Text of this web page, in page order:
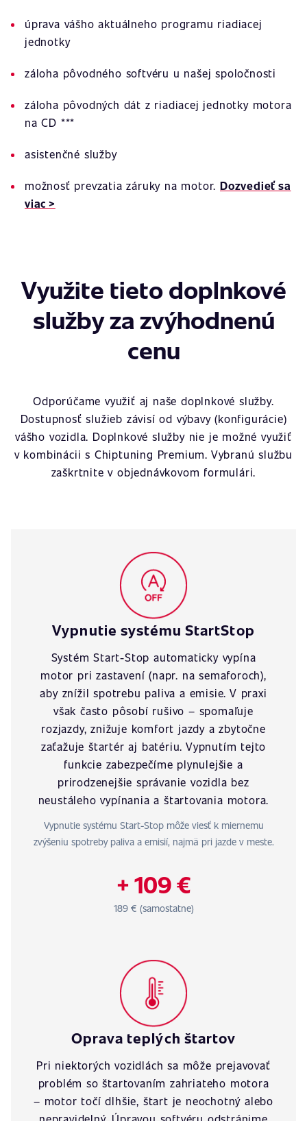
úprava vášho aktuálneho programu riadiacej
jednotky
záloha pôvodného softvéru u našej spoločnosti
záloha pôvodných dát z riadiacej jednotky motora
na CD ***
asistenčné služby
možnosť prevzatia záruky na motor. Dozvedieť sa
viac >
Využite tieto doplnkové
služby za zvýhodnenú
cenu
Odporúčame využiť aj naše doplnkové služby.
Dostupnosť služieb závisí od výbavy (konfigurácie)
vášho vozidla. Doplnkové služby nie je možné využiť
v kombinácii s Chiptuning Premium. Vybranú službu
zaškrtnite v objednávkovom formulári.
Vypnutie systému StartStop
Systém Start-Stop automaticky vypína
motor pri zastavení (napr. na semaforoch),
aby znížil spotrebu paliva a emisie. V praxi
však často pôsobí rušivo – spomaľuje
rozjazdy, znižuje komfort jazdy a zbytočne
zaťažuje štartér aj batériu. Vypnutím tejto
funkcie zabezpečíme plynulejšie a
prirodzenejšie správanie vozidla bez
neustáleho vypínania a štartovania motora.
Vypnutie systému Start-Stop môže viesť k miernemu
zvýšeniu spotreby paliva a emisií, najmä pri jazde v meste.
+ 109 €
189 € (samostatne)
Oprava teplých štartov
Pri niektorých vozidlách sa môže prejavovať
problém so štartovaním zahriateho motora
– motor točí dlhšie, štart je neochotný alebo